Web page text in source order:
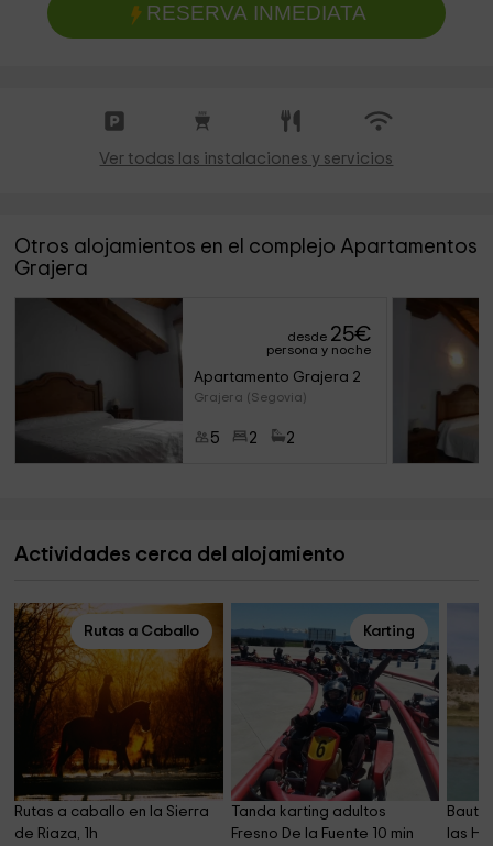
RESERVA INMEDIATA
Ver todas las instalaciones y servicios
Otros alojamientos en el complejo Apartamentos
Grajera
desde 25€
persona y noche
Apartamento Grajera 2
Grajera (Segovia)
5 2 2
Actividades cerca del alojamiento
Rutas a Caballo
Rutas a caballo en la Sierra
de Riaza, 1h
Karting
Tanda karting adultos
Fresno De la Fuente 10 min
las